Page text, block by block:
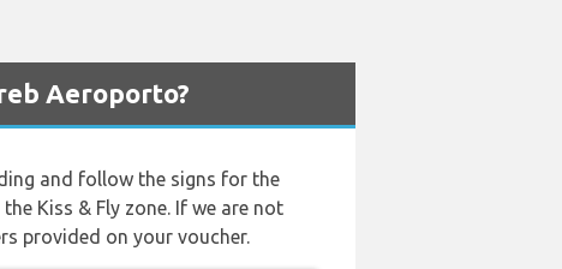
Aeroporto?
and follow the signs for the
Kiss & Fly zone. If we are not
provided on your voucher.